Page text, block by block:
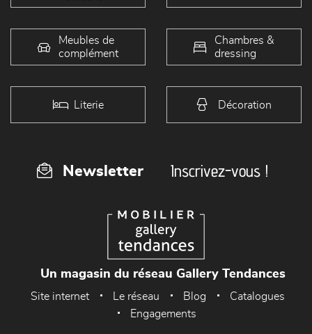
Meubles de
complément
Chambres &
dressing
Literie Décoration
Newsletter Inscrivez-vous !
Un magasin du réseau Gallery Tendances
Site internet Le réseau Blog
Catalogues
Engagements